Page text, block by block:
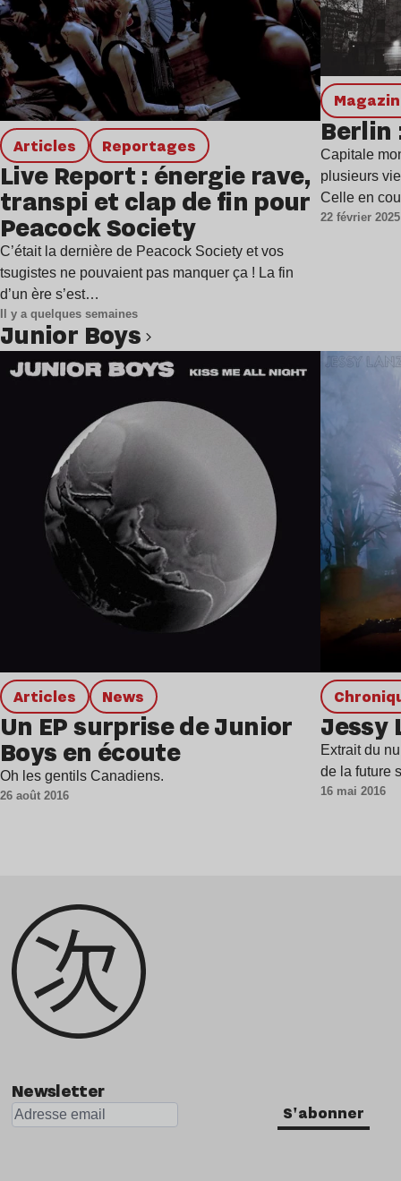
Articles Reportages
Live Report : énergie rave,
transpi et clap de fin pour
Peacock Society
C’était la dernière de Peacock Society et vos
tsugistes ne pouvaient pas manquer ça ! La fin
d’un ère s’est…
Il y a quelques semaines
Berlin
Capitale
plusieurs
Celle en
22 février 2025
Junior Boys
Articles news
Un EP surprise de Junior
Boys en écoute
Oh les gentils Canadiens.
26 août 2016
Jessy
Extrait du
de la future
16 mai 2016
Newsletter
S'abonner